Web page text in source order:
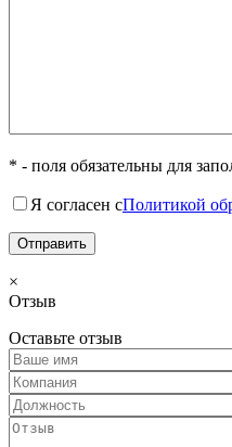
* - поля обязательны для
Я согласен сПолитикой
×
Отзыв
Оставьте отзыв